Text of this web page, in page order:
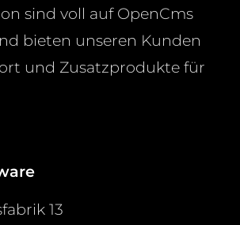
sind voll auf OpenCms
bieten unseren Kunden
und Zusatzprodukte für
13